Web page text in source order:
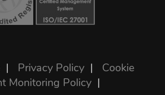
| Privacy Policy | Cookie
Monitoring Policy |